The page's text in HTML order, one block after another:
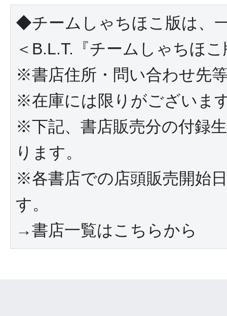
◆チームしゃちほこ版は、
＜B.L.T.『チームしゃちほ
※書店住所・問い合わせ先
※在庫には限りがございま
※下記、書店販売分の付録
ります。
※各書店での店頭販売開始
す。
→書店一覧はこちらから